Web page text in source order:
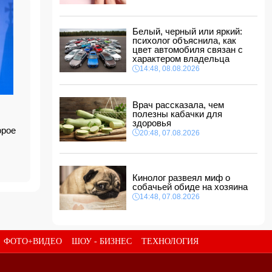
ФИФА выступила с заявлением на фоне
ВС РФ взяли под контроль Ивановку в
Харьковской области
14:04, 08.08.2026
14:00, 08.08.2026
Никол Пашинян позвонил Ильхаму Алиеву
12:48, 08.08.2026
СМИ: США ищут на Кубе фигуру для
повторения "венесуэльского сценария"
Белый, черный или яркий:
психолог объяснила, как
цвет автомобиля связан с
характером владельца
14:48, 08.08.2026
Врач рассказала, чем
полезны кабачки для
здоровья
20:48, 07.08.2026
Кинолог развеял миф о
собачьей обиде на хозяина
14:48, 07.08.2026
ФОТО+ВИДЕО ШОУ - БИЗНЕС ТЕХНОЛОГИЯ